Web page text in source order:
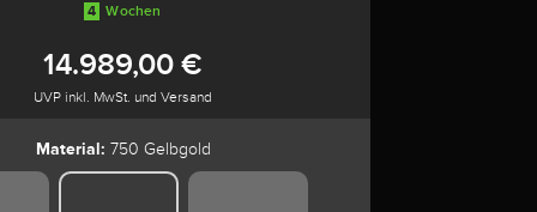
4 Wochen
14.989,00 €
UVP inkl. MwSt. und Versand
Material: 750 Gelbgold